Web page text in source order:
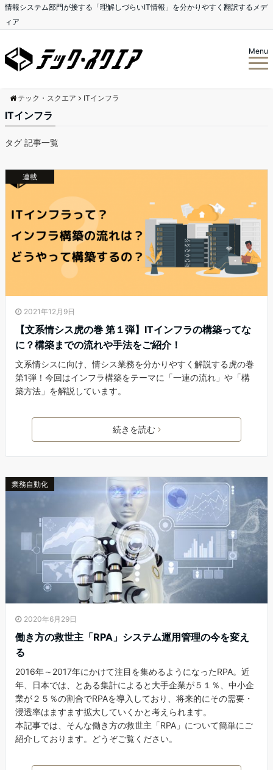
情報システム部門が接する「理解しづらいIT情報」を分かりやすく翻訳するメデ
ィア
Menu
テック・スクエア ITインフラ
ITインフラ
タグ 記事一覧
連載
2021年12月9日
【文系情シス虎の巻 第１弾】ITインフラの構築ってな
に？構築までの流れや手法をご紹介！
文系情シスに向け、情シス業務を分かりやすく解説する虎の巻
第1弾！今回はインフラ構築をテーマに「一連の流れ」や「構
築方法」を解説しています。
続きを読む
業務自動化
2020年6月29日
働き方の救世主「RPA」システム運用管理の今を変え
る
2016年～2017年にかけて注目を集めるようになったRPA。近
年、日本では、とある集計によると大手企業が５１％、中小企
業が２５％の割合でRPAを導入しており、将来的にその需要・
浸透率はますます拡大していくかと考えられます。
本記事では、そんな働き方の救世主「RPA」について簡単にご
紹介しております。どうぞご覧ください。